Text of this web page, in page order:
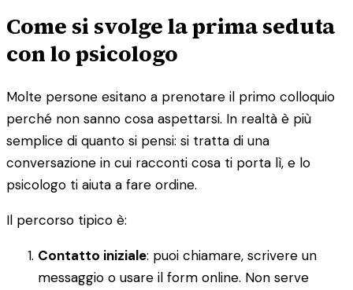
Come si svolge la prima seduta
con lo psicologo
Molte persone esitano a prenotare il primo colloquio
perché non sanno cosa aspettarsi. In realtà è più
semplice di quanto si pensi: si tratta di una
conversazione in cui racconti cosa ti porta lì, e lo
psicologo ti aiuta a fare ordine.
Il percorso tipico è:
Contatto iniziale: puoi chiamare, scrivere un
messaggio o usare il form online. Non serve